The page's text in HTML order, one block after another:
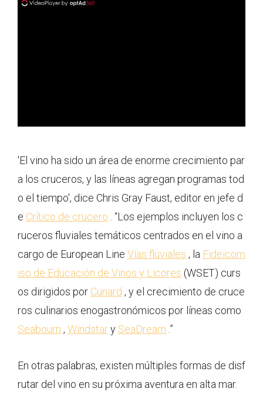
'El vino ha sido un área de enorme crecimiento par
a los cruceros, y las líneas agregan programas tod
o el tiempo', dice Chris Gray Faust, editor en jefe d
e Crítico de crucero . “Los ejemplos incluyen los c
ruceros fluviales temáticos centrados en el vino a
cargo de European Line Vías fluviales , la Fideicom
iso de Educación de Vinos y Licores (WSET) curs
os dirigidos por Cunard , y el crecimiento de cruce
ros culinarios enogastronómicos por líneas como
Seabourn , Windstary SeaDream .”
En otras palabras, existen múltiples formas de disf
rutar del vino en su próxima aventura en alta mar.